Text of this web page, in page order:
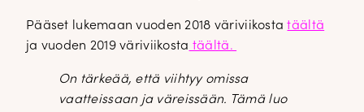
Pääset lukemaan vuoden 2018 väriviikostatäältä
ja vuoden 2019 väriviikosta täältä.
On tärkeää, että viihtyy omissa
vaatteissaan ja väreissään. Tämä luo